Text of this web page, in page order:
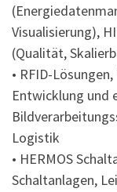
Visualisierung),
(Qualität,
• RFID-
Entwicklung und
Logistik
• HERMOS
Schaltanlagen,